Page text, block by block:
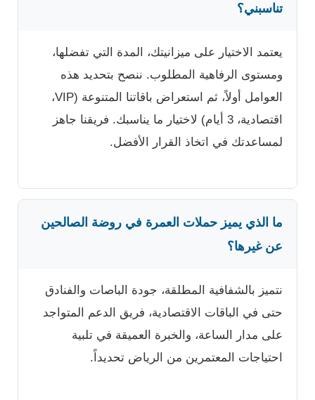
تناسبني؟
يعتمد الاختيار على ميزانيتك، المدة التي تفضلها،
ومستوى الرفاهية المطلوب. ننصح بتحديد هذه
العوامل أولاً، ثم استعراض باقاتنا المتنوعة (VIP،
اقتصادية، 3 أيام) لاختيار ما يناسبك. فريقنا جاهز
لمساعدتك في اتخاذ القرار الأفضل.
ما الذي يميز حملات العمرة في روضة الصالحين
عن غيرها؟
نتميز بالشفافية المطلقة، جودة الباصات والفنادق
حتى في الباقات الاقتصادية، فريق الدعم المتواجد
على مدار الساعة، والخبرة العميقة في تلبية
احتياجات المعتمرين من الرياض تحديداً.